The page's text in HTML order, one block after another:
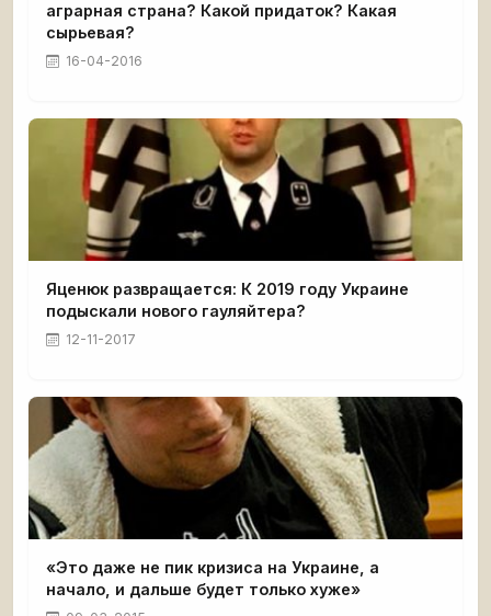
аграрная страна? Какой придаток? Какая
сырьевая?
16-04-2016
Яценюк развращается: К 2019 году Украине
подыскали нового гауляйтера?
12-11-2017
«Это даже не пик кризиса на Украине, а
начало, и дальше будет только хуже»